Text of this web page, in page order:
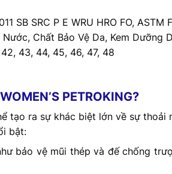
SB SRC P E WRU HRO FO,
Chất Bảo Vệ Da, Kem Dưỡng
43, 44, 45, 46, 47, 48
PETROKING?
tạo ra sự khác biệt lớn về sự
bật:
bảo vệ mũi thép và đế chống